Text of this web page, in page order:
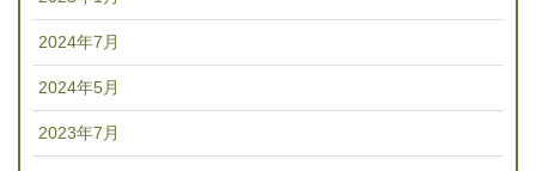
2024年7月
2024年5月
2023年7月